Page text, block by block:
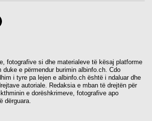
fotografive si dhe materialeve të kësaj platforme
duke e përmendur burimin albinfo.ch. Cdo
i tyre pa lejen e albinfo.ch është i ndaluar dhe
autoriale. Redaksia e mban të drejtën për
e dorëshkrimeve, fotografive apo
dërguara.